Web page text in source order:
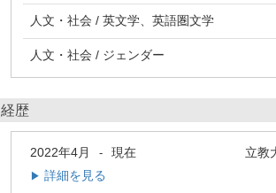
人文・社会 / 英文学、英語圏文学
人文・社会 / ジェンダー
経歴
2022年4月 - 現在 立教
▶ 詳細を見る